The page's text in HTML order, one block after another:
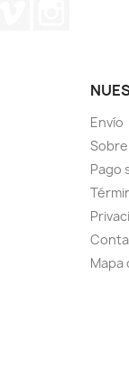
Envío
Pago
Mapa